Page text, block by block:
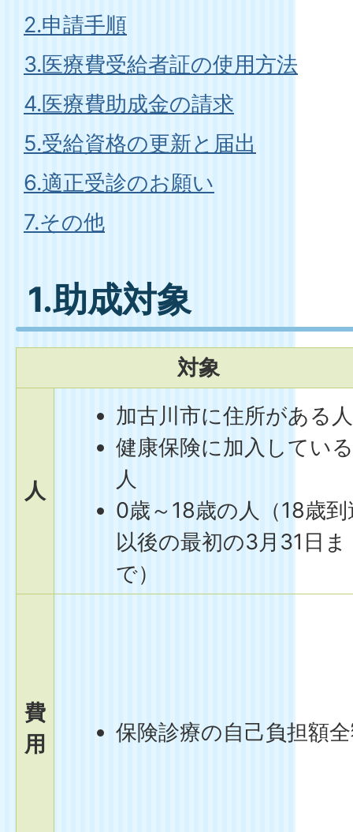
2.申請手順
3.医療費受給者証の使用方法
4.医療費助成金の請求
5.受給資格の更新と届出
6.適正受診のお願い
7.その他
1.助成対象
対象
人
加古川市に住所がある人
健康保険に加入してい
人
0歳～18歳の人（18歳到
以後の最初の3月31日ま
で）
費
用
保険診療の自己負担額